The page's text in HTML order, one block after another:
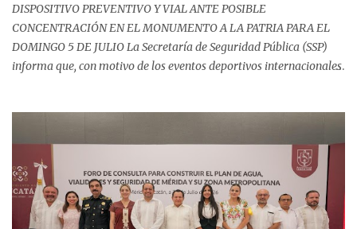
DISPOSITIVO PREVENTIVO Y VIAL ANTE POSIBLE
CONCENTRACIÓN EN EL MONUMENTO A LA PATRIA PARA EL
DOMINGO 5 DE JULIO La Secretaría de Seguridad Pública (SSP)
informa que, con motivo de los eventos deportivos internacionales
preventivo y vial en la zona del Monumento a la Patria. El objetivo
es ordenar la movilidad, proteger la integridad de las personas
asistentes y prevenir situaciones de riesgo, especialmente ante la
posible presencia de niñas, niños, adolescentes y personas adultas
mayores. Como parte del dispositivo, se realizarán cierres viales en
los siguientes puntos: - Paseo de Montejo por avenida Pérez Ponce,